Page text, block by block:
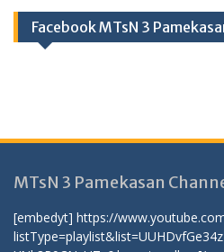
Facebook MTsN 3
MTsN 3 Pamekasan
[embedyt] https://